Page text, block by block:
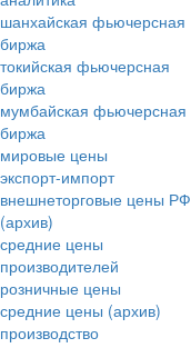
шанхайская фьючерсная
биржа
токийская фьючерсная
биржа
мумбайская фьючерсная
биржа
мировые цены
экспорт-импорт
внешнеторговые цены РФ
(архив)
средние цены
производителей
розничные цены
средние цены (архив)
производство